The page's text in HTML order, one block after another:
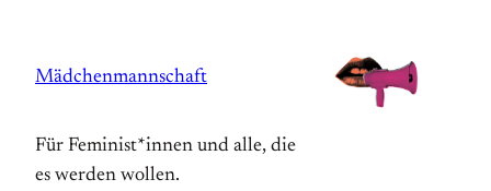
springen
Mädchenmannschaft
Für Feminist*innen und alle, die
es werden wollen.